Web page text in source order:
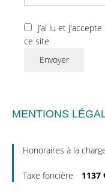
J’ai lu et j'accepte
ce site
Envoyer
MENTIONS
Honoraires à la
Taxe foncière 1137